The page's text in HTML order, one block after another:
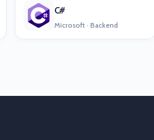
C#
Microsoft · Backend